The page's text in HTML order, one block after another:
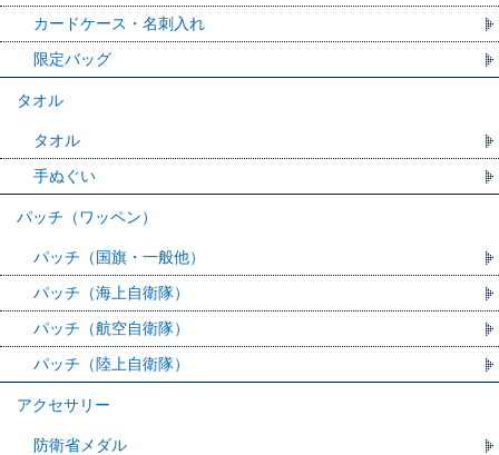
カードケース・名刺入れ
限定バッグ
タオル
タオル
手ぬぐい
パッチ（ワッペン）
パッチ（国旗・一般他）
パッチ（海上自衛隊）
パッチ（航空自衛隊）
パッチ（陸上自衛隊）
アクセサリー
防衛省メダル